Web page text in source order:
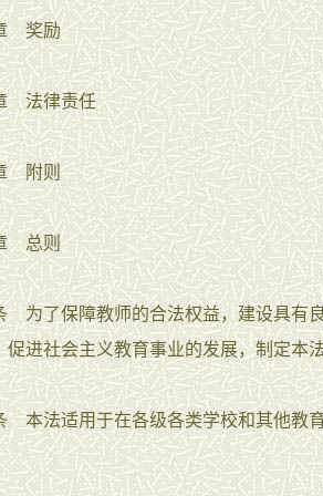
奖励
律责任
附则
总则
保障教师的合法权益，建设具有良
促进社会主义教育事业的发展，制定本
适用于在各级各类学校和其他教育